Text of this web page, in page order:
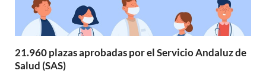
21.960 plazas aprobadas por el Servicio Andaluz de
Salud (SAS)